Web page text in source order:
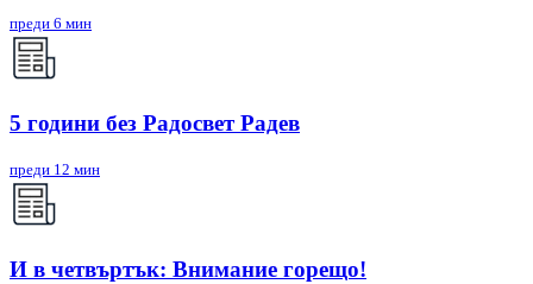
преди 6 мин
5 години без Радосвет Радев
преди 12 мин
И в четвъртък: Внимание горещо!